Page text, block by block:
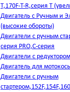
T,170F-T-R,серия Т
Двигатель с Ручным и
(высокие обороты)
Двигатели с ручным
серия PRO,C-серия
Двигатели с
Двигатель для
Двигатели с ручным